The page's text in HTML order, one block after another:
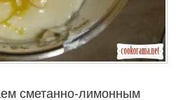
сметанно-лимонным